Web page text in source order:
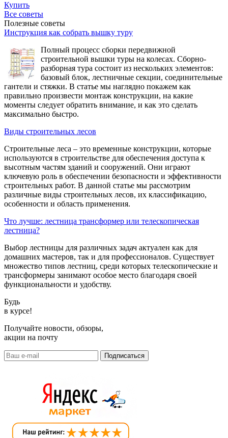
Купить
Все советы
Полезные советы
Инструкция как собрать вышку туру
Полный процесс сборки передвижной
строительной вышки туры на колесах. Сборно-
разборная тура состоит из нескольких элементов:
базовый блок, лестничные секции, соединительные
гантели и стяжки. В статье мы наглядно покажем как
правильно произвести монтаж конструкции, на какие
моменты следует обратить внимание, и как это сделать
максимально быстро.
Виды строительных лесов
Строительные леса – это временные конструкции, которые
используются в строительстве для обеспечения доступа к
высотным частям зданий и сооружений. Они играют
ключевую роль в обеспечении безопасности и эффективности
строительных работ. В данной статье мы рассмотрим
различные виды строительных лесов, их классификацию,
особенности и область применения.
Что лучше: лестница трансформер или телескопическая
лестница?
Выбор лестницы для различных задач актуален как для
домашних мастеров, так и для профессионалов. Существует
множество типов лестниц, среди которых телескопические и
трансформеры занимают особое место благодаря своей
функциональности и удобству.
Будь
в курсе!
Получайте новости, обзоры,
акции на почту